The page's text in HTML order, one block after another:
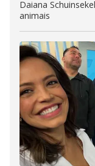
Daiana
animais